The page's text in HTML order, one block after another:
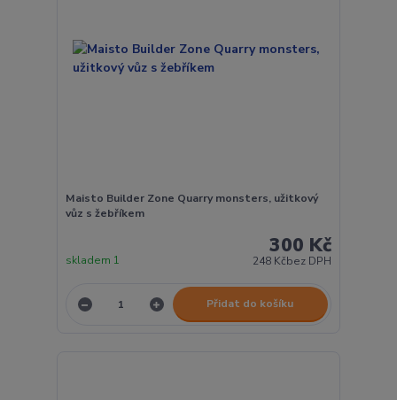
Maisto Builder Zone Quarry monsters, užitkový
vůz s žebříkem
300 Kč
248 Kčbez DPH
skladem 1
Přidat do košíku